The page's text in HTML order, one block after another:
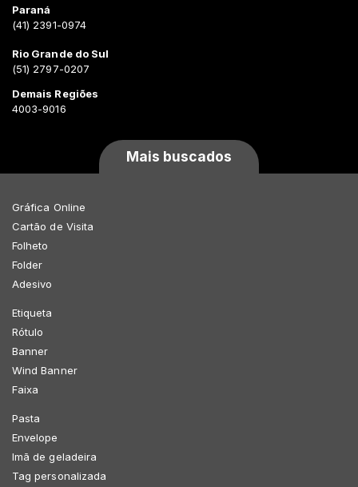
Paraná
(41) 2391-0974
Rio Grande do Sul
(51) 2797-0207
Demais Regiões
4003-9016
Mais buscados
Gráfica Online
Cartão de Visita
Folheto
Folder
Adesivo
Etiqueta
Rótulo
Banner
Wind Banner
Faixa
Pasta
Envelope
Imã de geladeira
Tag personalizada